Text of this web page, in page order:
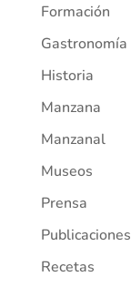
Formación
Gastronomía
Historia
Manzana
Manzanal
Museos
Prensa
Publicaciones
Recetas